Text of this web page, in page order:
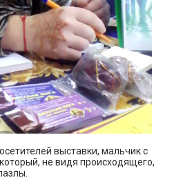
выставки, мальчик с
не видя происходящего,